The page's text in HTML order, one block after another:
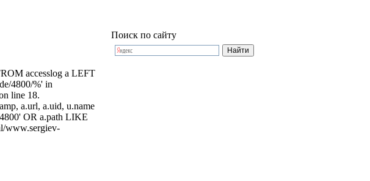
accesslog a LEFT
4800/%' in
line 18.
a.url, a.uid, u.name
OR a.path LIKE
www.sergiev-
Поиск по сайту